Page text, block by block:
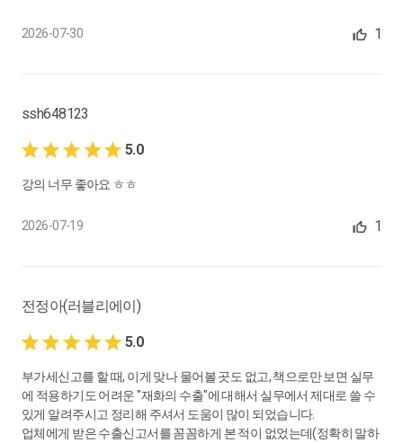
2026-07-30 1
ssh648123
5.0
강의 너무 좋아요 ㅎㅎ
2026-07-19 1
전정아(러블리에이)
5.0
부가세신고를 할 때, 이게 맞나 물어볼 곳도 없고, 책으로만 보면 실무
에 적용하기도 어려운 "재화의 수출"에 대해서 실무에서 제대로 쓸 수
있게 알려주시고 정리해 주셔서 도움이 많이 되었습니다.
업체에게 받은 수출신고서를 꼼꼼하게 본 적이 없었는데(정확히 말하